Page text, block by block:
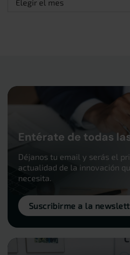
Entérate de todas
Déjanos tu email y serás el
actualidad de la innovación
necesita.
Suscribirme a la